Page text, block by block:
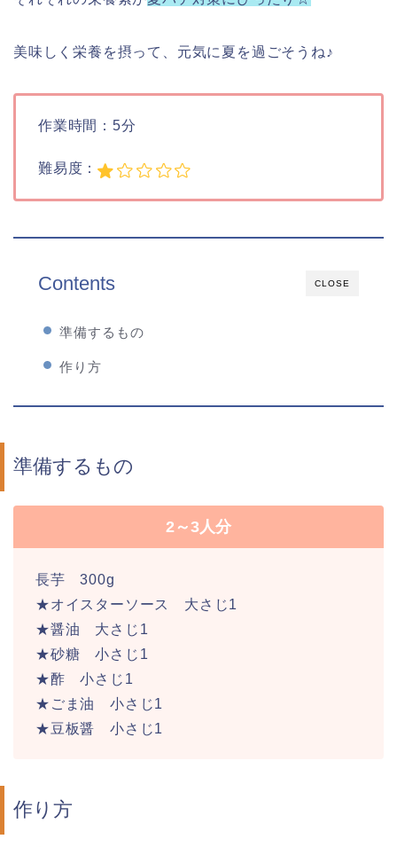
美味しく栄養を摂って、元気に夏を過ごそうね♪
作業時間：5分
難易度：
CLOSE
Contents
準備するもの
作り方
準備するもの
2～3人分
長芋 300g
★オイスターソース 大さじ1
★醤油 大さじ1
★砂糖 小さじ1
★酢 小さじ1
★ごま油 小さじ1
★豆板醤 小さじ1
作り方